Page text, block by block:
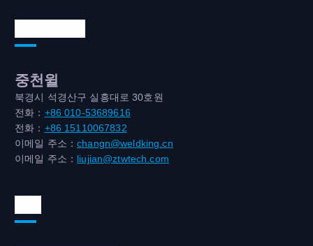
중천윌
북경시 석경산구 실흥대로 30호원
전화： +86 010-53689616
전화： +86 15110067832
이메일 주소：changn@weldking.cn
이메일 주소： liujian@ztwtech.com